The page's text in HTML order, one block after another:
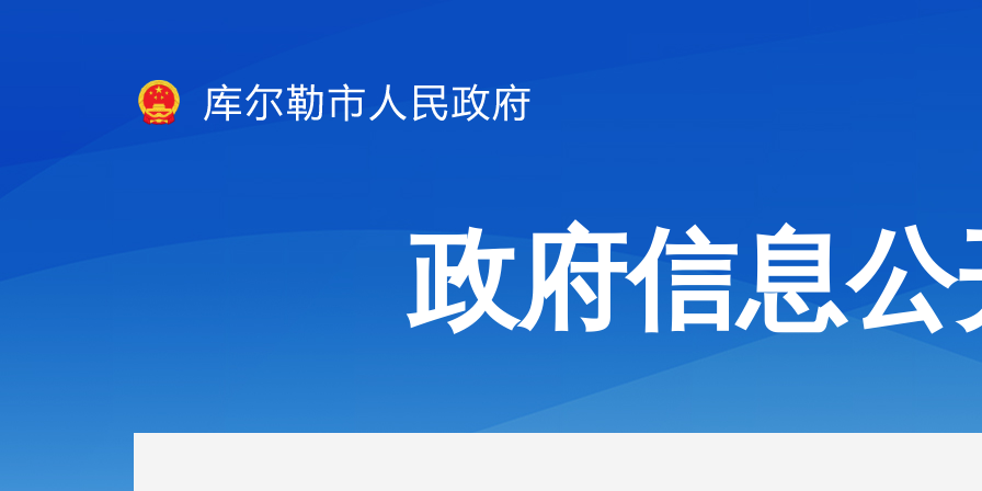
政府信息公